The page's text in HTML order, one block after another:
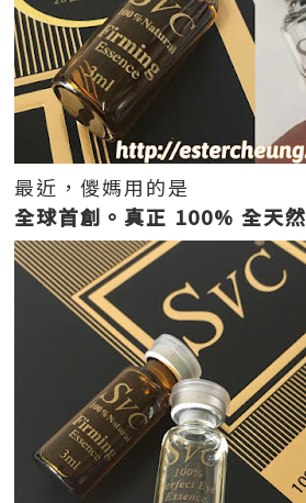
最近，儍媽用的是
全球首創。真正 100% 全天然